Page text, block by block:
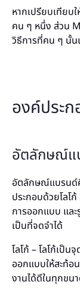
หากเปรียบเทียบ
คน ๆ หนึ่ง ส่วน
วิธีการที่คน ๆ นั้น
องค์ประ
อัตลักษณ์แ
อัตลักษณ์แบรนด์
ประกอบด้วยโลโ
การออกแบบ แล
เป็นที่จดจำได้
โลโก้ – โลโก้เป็
ออกแบบให้สะท้อ
งานได้ดีในทุกขน